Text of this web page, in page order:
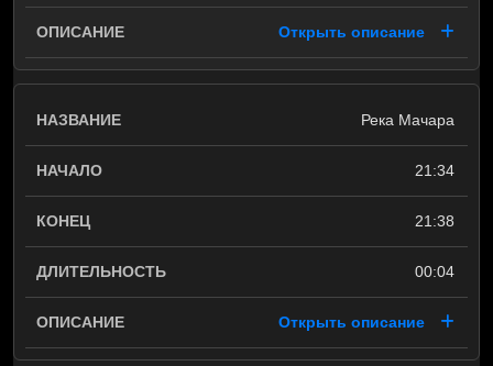
Открыть описание
Река Мачара
21:34
21:38
00:04
Открыть описание